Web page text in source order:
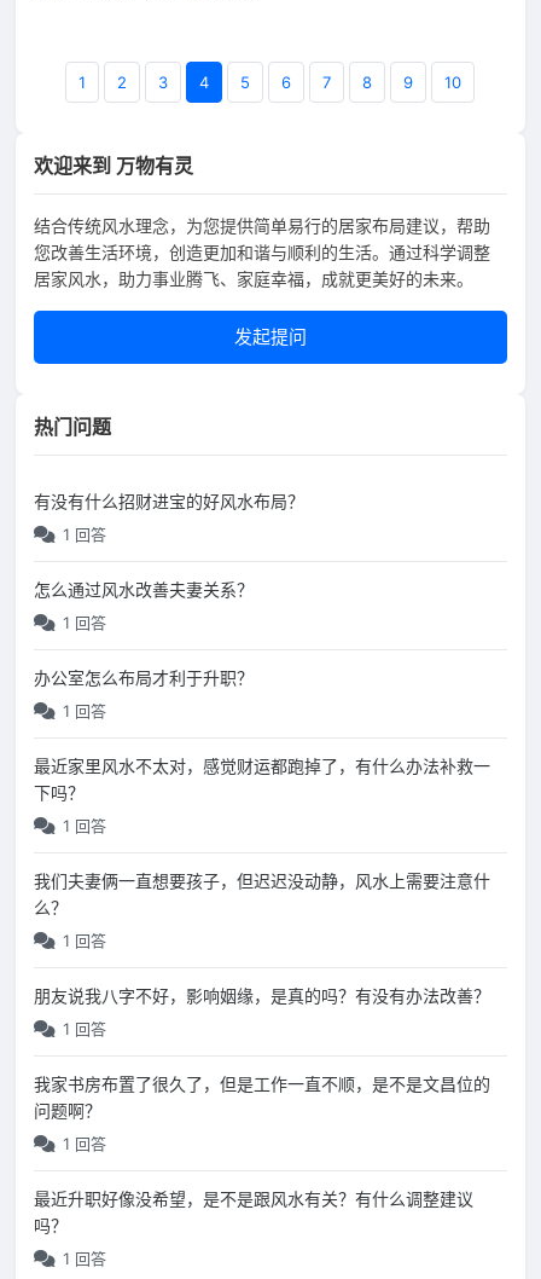
1 2 3 4 5 6 7 8 9 10
欢迎来到 万物有灵
结合传统风水理念，为您提供简单易行的居家布局建议，帮助
您改善生活环境，创造更加和谐与顺利的生活。通过科学调整
居家风水，助力事业腾飞、家庭幸福，成就更美好的未来。
发起提问
热门问题
有没有什么招财进宝的好风水布局？
1 回答
怎么通过风水改善夫妻关系？
1 回答
办公室怎么布局才利于升职？
1 回答
最近家里风水不太对，感觉财运都跑掉了，有什么办法补救一
下吗？
1 回答
我们夫妻俩一直想要孩子，但迟迟没动静，风水上需要注意什
么？
1 回答
朋友说我八字不好，影响姻缘，是真的吗？有没有办法改善？
1 回答
我家书房布置了很久了，但是工作一直不顺，是不是文昌位的
问题啊？
1 回答
最近升职好像没希望，是不是跟风水有关？有什么调整建议
吗？
1 回答